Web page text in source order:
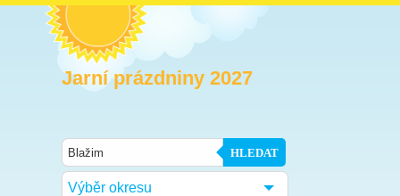
Jarní prázdniny 2027
HLEDAT
Výběr okresu